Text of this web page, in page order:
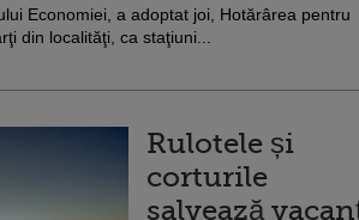
Economiei, a adoptat joi, Hotărârea pentru
din localităţi, ca staţiuni...
Rulotele și
corturile
salvează